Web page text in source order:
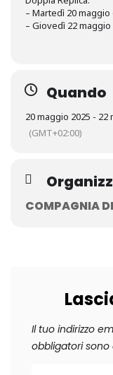
– Martedì 20 maggio
– Giovedì 22
Quando
20 maggio 2025 -
(GMT+02:00)
COMPAGNIA
Il tuo indirizzo
obbligatori